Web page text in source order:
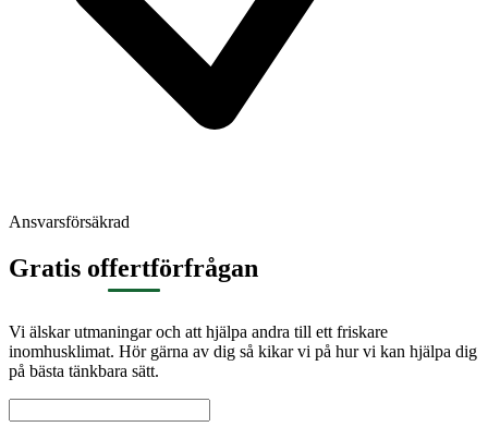
Ansvarsförsäkrad
Gratis offertförfrågan
Vi älskar utmaningar och att hjälpa andra till ett friskare
inomhusklimat. Hör gärna av dig så kikar vi på hur vi kan hjälpa dig
på bästa tänkbara sätt.